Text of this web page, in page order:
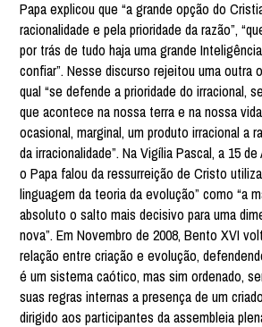
Papa explicou que “a grande opção do
racionalidade e pela prioridade da razão”,
por trás de tudo haja uma grande
confiar”. Nesse discurso rejeitou uma outra
qual “se defende a prioridade do irracional,
que acontece na nossa terra e na nossa
ocasional, marginal, um produto irracional a
da irracionalidade”. Na Vigília Pascal, a 15
o Papa falou da ressurreição de Cristo
linguagem da teoria da evolução” como “a
absoluto o salto mais decisivo para uma
nova”. Em Novembro de 2008, Bento XVI
relação entre criação e evolução,
é um sistema caótico, mas sim ordenado,
suas regras internas a presença de um
dirigido aos participantes da assembleia